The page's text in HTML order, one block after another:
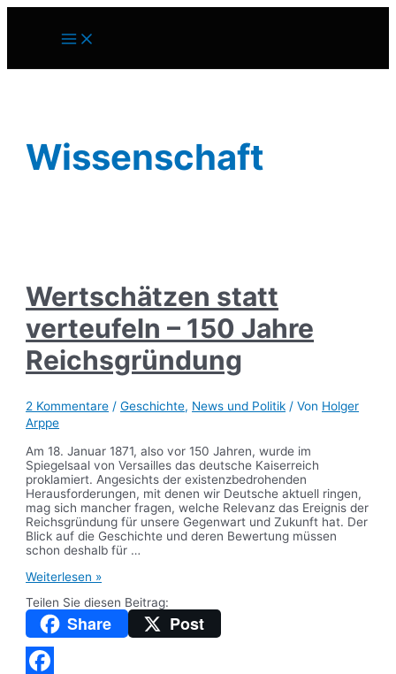
Main
Menu
Wissenschaft
Wertschätzen statt
verteufeln – 150 Jahre
Reichsgründung
2 Kommentare /Geschichte, News und Politik / Von Holger
Arppe
Am 18. Januar 1871, also vor 150 Jahren, wurde im
Spiegelsaal von Versailles das deutsche Kaiserreich
proklamiert. Angesichts der existenzbedrohenden
Herausforderungen, mit denen wir Deutsche aktuell ringen,
mag sich mancher fragen, welche Relevanz das Ereignis der
Reichsgründung für unsere Gegenwart und Zukunft hat. Der
Blick auf die Geschichte und deren Bewertung müssen
schon deshalb für …
Wertschätzen
verteufeln
–
150
Jahre
Reichsgründung
Weiterlesen »
Teilen Sie diesen Beitrag:
Share Post